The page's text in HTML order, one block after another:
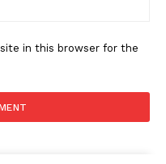
in this browser for the